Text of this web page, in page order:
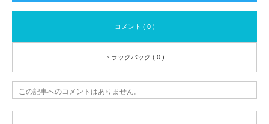
コメント ( 0 )
トラックバック ( 0 )
この記事へのコメントはありません。